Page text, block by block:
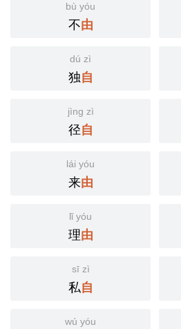
bù yóu
不由
dú zì
独自
jìng zì
径自
lái yóu
来由
lǐ yóu
理由
sī zì
私自
wú yóu